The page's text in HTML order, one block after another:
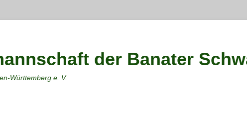
der Banater
Württemberg e. V.